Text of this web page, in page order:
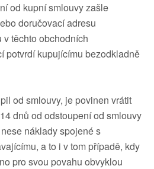
od kupní smlouvy zašle
doručovací adresu
těchto obchodních
potvrdí kupujícímu bezodkladně
od smlouvy, je povinen vrátit
dnů od odstoupení od smlouvy
náklady spojené s
a to i v tom případě, kdy
pro svou povahu obvyklou